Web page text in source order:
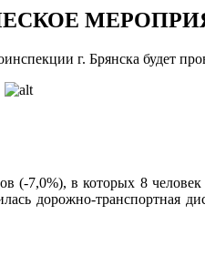
г. Брянска будет
(-7,0%), в которых 8
дорожно-